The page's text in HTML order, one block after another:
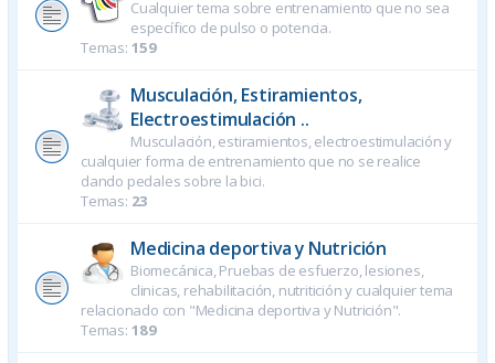
Cualquier tema sobre entrenamiento que no sea
específico de pulso o potencia.
Temas: 159
Musculación, Estiramientos,
Electroestimulación ..
Musculación, estiramientos, electroestimulación y
cualquier forma de entrenamiento que no se realice
dando pedales sobre la bici.
Temas: 23
Medicina deportiva y Nutrición
Biomecánica, Pruebas de esfuerzo, lesiones,
clinicas, rehabilitación, nutritición y cualquier tema
relacionado con "Medicina deportiva y Nutrición".
Temas: 189